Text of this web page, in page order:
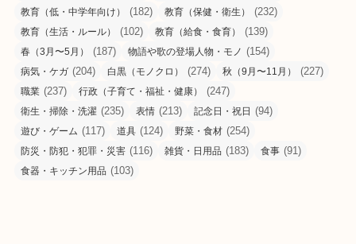
教育（低・中学年向け） (182) 教育（保健・衛生） (232)
教育（生活・ルール） (102) 教育（給食・食育） (139)
春（3月〜5月） (187) 物語や歌の登場人物・モノ (154)
病気・ケガ (204) 白黒（モノクロ） (274) 秋（9月〜11月） (227)
職業 (237) 行政（子育て・福祉・健康） (247)
衛生・掃除・洗濯 (235) 表情 (213) 記念日・祝日 (94)
遊び・ゲーム (117) 道具 (124) 野菜・食材 (254)
防災・防犯・犯罪・災害 (116) 雑貨・日用品 (183) 食事 (91)
食器・キッチン用品 (103)